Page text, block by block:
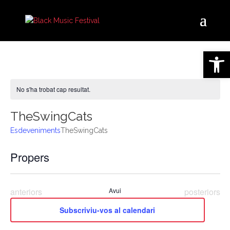
Notice
No s'ha trobat cap resultat.
TheSwingCats
EsdevenimentsTheSwingCats
Propers
data.
Esdeveniments
anteriors Avui posteriors
Subscriviu-vos al calendari
Obre